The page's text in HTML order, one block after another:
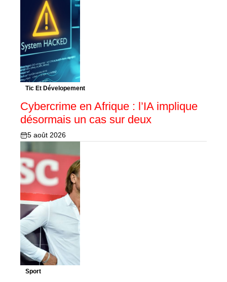
Tic Et Dévelopement
Cybercrime en Afrique : l’IA implique
désormais un cas sur deux
5 août 2026
Sport